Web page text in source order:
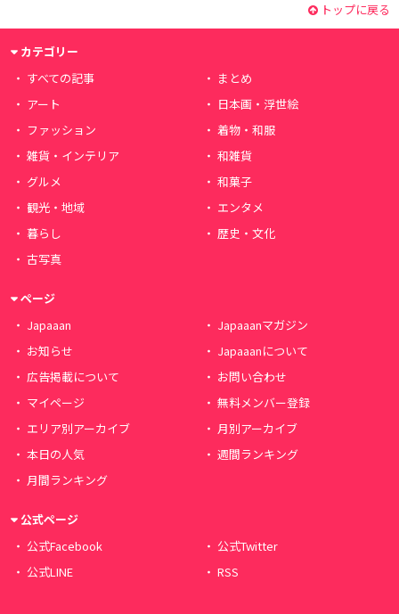
トップに戻る
カテゴリー
すべての記事
まとめ
アート
日本画・浮世絵
ファッション
着物・和服
雑貨・インテリア
和雑貨
グルメ
和菓子
観光・地域
エンタメ
暮らし
歴史・文化
古写真
ページ
Japaaan
Japaaanマガジン
お知らせ
Japaaanについて
広告掲載について
お問い合わせ
マイページ
無料メンバー登録
エリア別アーカイブ
月別アーカイブ
本日の人気
週間ランキング
月間ランキング
公式ページ
公式Facebook
公式Twitter
公式LINE
RSS